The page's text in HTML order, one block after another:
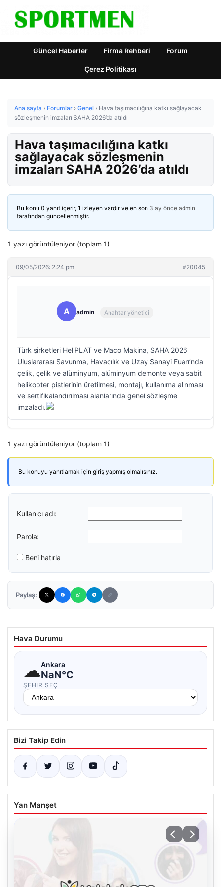
Güncel Haberler Firma Rehberi Forum
Çerez Politikası
Ana sayfa › Forumlar › Genel › Hava taşımacılığına katkı sağlayacak
sözleşmenin imzaları SAHA 2026’da atıldı
Hava taşımacılığına katkı
sağlayacak sözleşmenin
imzaları SAHA 2026’da atıldı
Bu konu 0 yanıt içerir, 1 izleyen vardır ve en son 3 ay önce admin
tarafından güncellenmiştir.
1 yazı görüntüleniyor (toplam 1)
09/05/2026: 2:24 pm #20045
A admin Anahtar yönetici
Türk şirketleri HeliPLAT ve Maco Makina, SAHA 2026
Uluslararası Savunma, Havacılık ve Uzay Sanayi Fuarı’nda
çelik, çelik ve alüminyum, alüminyum demonte veya sabit
helikopter pistlerinin üretilmesi, montajı, kullanıma alınması
ve sertifikalandırılması alanlarında genel sözleşme
imzaladı.
1 yazı görüntüleniyor (toplam 1)
Bu konuyu yanıtlamak için giriş yapmış olmalısınız.
Kullanıcı adı:
Parola:
Beni hatırla
Paylaş:
Hava Durumu
☁Ankara
NaN°C
ŞEHIR SEÇ
Bizi Takip Edin
Yan Manşet